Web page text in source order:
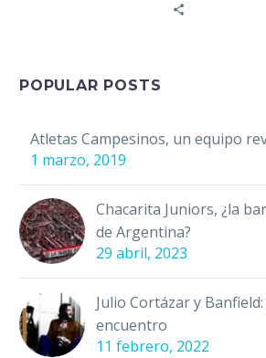
POPULAR POSTS
Atletas Campesinos, un equipo
1 marzo, 2019
Chacarita Juniors, ¿la
de Argentina?
29 abril, 2023
Julio Cortázar y
encuentro
11 febrero, 2022